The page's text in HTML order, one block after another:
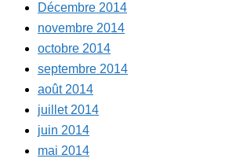
Décembre 2014
novembre 2014
octobre 2014
septembre 2014
août 2014
juillet 2014
juin 2014
mai 2014